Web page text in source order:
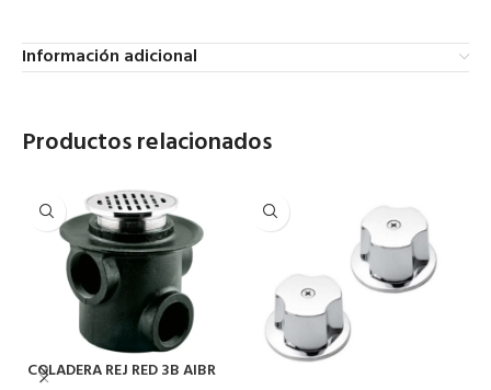
Información adicional
Productos relacionados
COLADERA REJ RED 3B AIBR